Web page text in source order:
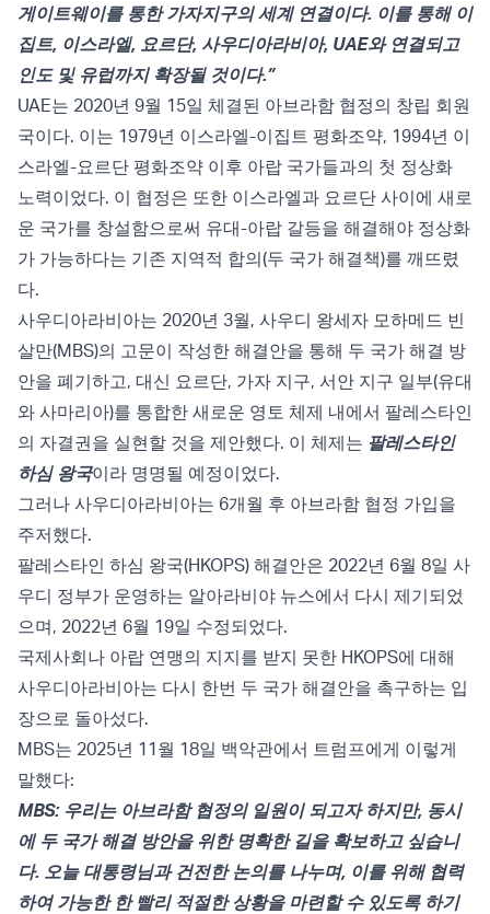
게이트웨이를 통한 가자지구의 세계 연결이다. 이를 통해 이
집트, 이스라엘, 요르단, 사우디아라비아, UAE와 연결되고
인도 및 유럽까지 확장될 것이다.”
UAE는 2020년 9월 15일 체결된 아브라함 협정의 창립 회원
국이다. 이는 1979년 이스라엘-이집트 평화조약, 1994년 이
스라엘-요르단 평화조약 이후 아랍 국가들과의 첫 정상화
노력이었다. 이 협정은 또한 이스라엘과 요르단 사이에 새로
운 국가를 창설함으로써 유대-아랍 갈등을 해결해야 정상화
가 가능하다는 기존 지역적 합의(두 국가 해결책)를 깨뜨렸
다.
사우디아라비아는 2020년 3월, 사우디 왕세자 모하메드 빈
살만(MBS)의 고문이 작성한 해결안을 통해 두 국가 해결 방
안을 폐기하고, 대신 요르단, 가자 지구, 서안 지구 일부(유대
와 사마리아)를 통합한 새로운 영토 체제 내에서 팔레스타인
의 자결권을 실현할 것을 제안했다. 이 체제는 팔레스타인
하심 왕국이라 명명될 예정이었다.
그러나 사우디아라비아는 6개월 후 아브라함 협정 가입을
주저했다.
팔레스타인 하심 왕국(HKOPS) 해결안은 2022년 6월 8일 사
우디 정부가 운영하는 알아라비야 뉴스에서 다시 제기되었
으며, 2022년 6월 19일 수정되었다.
국제사회나 아랍 연맹의 지지를 받지 못한 HKOPS에 대해
사우디아라비아는 다시 한번 두 국가 해결안을 촉구하는 입
장으로 돌아섰다.
MBS는 2025년 11월 18일 백악관에서 트럼프에게 이렇게
말했다:
MBS: 우리는 아브라함 협정의 일원이 되고자 하지만, 동시
에 두 국가 해결 방안을 위한 명확한 길을 확보하고 싶습니
다. 오늘 대통령님과 건전한 논의를 나누며, 이를 위해 협력
하여 가능한 한 빨리 적절한 상황을 마련할 수 있도록 하기